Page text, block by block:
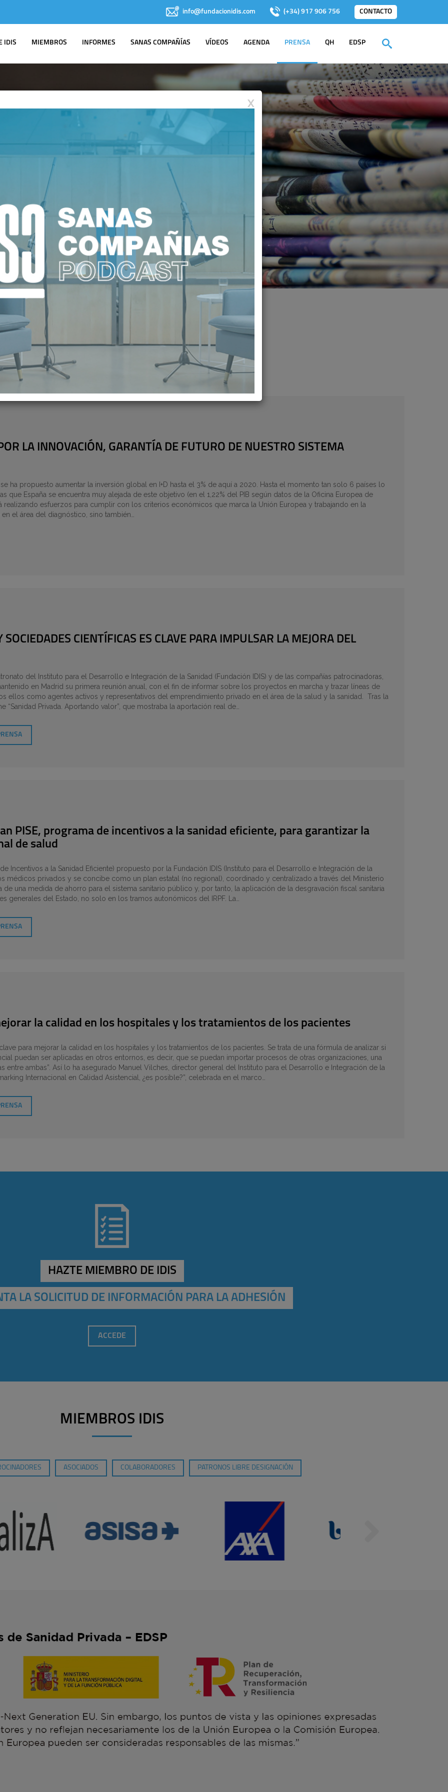
info@fundacionidis.com (+34) 917 906 756 CONTACTO
IDIS MIEMBROS INFORMES SANAS COMPAÑÍAS VÍDEOS AGENDA PRENSA QH EDSP
SALA DE PRENSA
FILTRAR POR AÑO (2017) FILTRAR POR MES (ABRIL)
LA INNOVACIÓN, GARANTÍA DE FUTURO DE NUESTRO SISTEMA
ha propuesto aumentar la inversión global en I+D hasta el 3% de aquí a 2020. Hasta el momento tan solo 6 países lo
que España se encuentra muy alejada de este objetivo (en el 1,22% del PIB según datos de la Oficina Europea de
realizando esfuerzos para cumplir con los criterios económicos que marca la Unión Europea y trabajando en la
el área del diagnóstico, sino también…
SOCIEDADES CIENTÍFICAS ES CLAVE PARA IMPULSAR LA MEJORA DEL
del Instituto para el Desarrollo e Integración de la Sanidad (Fundación IDIS) y de las compañías patrocinadoras,
en Madrid su primera reunión anual, con el fin de informar sobre los proyectos en marcha y trazar líneas de
ellos como agentes activos y representativos del emprendimiento privado en el área de la salud y la sanidad. Tras la
Privada. Aportando valor”, que mostraba la aportación real de…
PISE, programa de incentivos a la sanidad eficiente, para garantizar la
de salud
Incentivos a la Sanidad Eficiente) propuesto por la Fundación IDIS (Instituto para el Desarrollo e Integración de la
médicos privados y se concibe como un plan estatal (no regional), coordinado y centralizado a través del Ministerio
de una medida de ahorro para el sistema sanitario público y, por tanto, la aplicación de la desgravación fiscal sanitaria
del Estado, no solo en los tramos autonómicos del IRPF. La…
la calidad en los hospitales y los tratamientos de los pacientes
para mejorar la calidad en los hospitales y los tratamientos de los pacientes. Se trata de una fórmula de analizar si
puedan ser aplicadas en otros entornos, es decir, que se puedan importar procesos de otras organizaciones, una
entre ambas”. Así lo ha asegurado Manuel Vilches, director general del Instituto para el Desarrollo e Integración de la
Internacional en Calidad Asistencial, ¿es posible?”, celebrada en el marco…
HAZTE MIEMBRO DE IDIS
LA SOLICITUD DE INFORMACIÓN PARA LA ADHESIÓN
ACCEDE
MIEMBROS IDIS
ASOCIADOS COLABORADORES PATRONOS LIBRE DESIGNACIÓN
X